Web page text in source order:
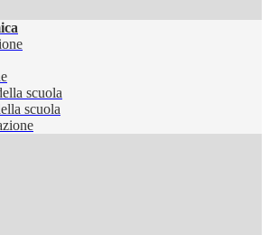
scuola
scuola